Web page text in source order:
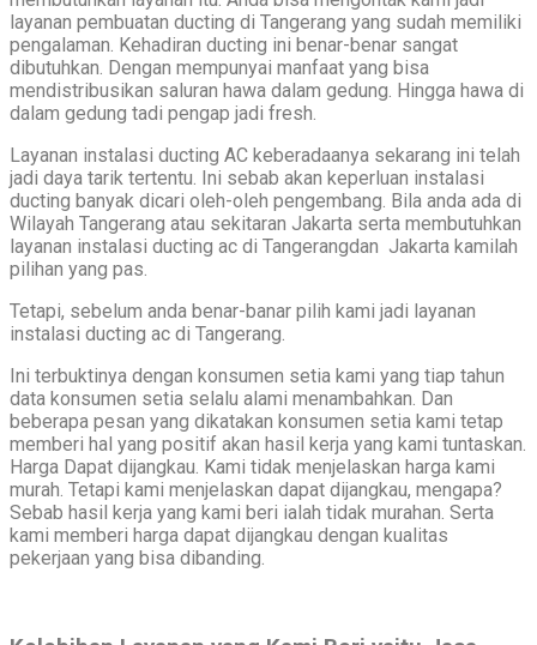
layanan pembuatan ducting di Tangerang yang sudah memiliki
pengalaman. Kehadiran ducting ini benar-benar sangat
dibutuhkan. Dengan mempunyai manfaat yang bisa
mendistribusikan saluran hawa dalam gedung. Hingga hawa di
dalam gedung tadi pengap jadi fresh.
Layanan instalasi ducting AC keberadaanya sekarang ini telah
jadi daya tarik tertentu. Ini sebab akan keperluan instalasi
ducting banyak dicari oleh-oleh pengembang. Bila anda ada di
Wilayah Tangerang atau sekitaran Jakarta serta membutuhkan
layanan instalasi ducting ac di Tangerangdan Jakarta kamilah
pilihan yang pas.
Tetapi, sebelum anda benar-banar pilih kami jadi layanan
instalasi ducting ac di Tangerang.
Ini terbuktinya dengan konsumen setia kami yang tiap tahun
data konsumen setia selalu alami menambahkan. Dan
beberapa pesan yang dikatakan konsumen setia kami tetap
memberi hal yang positif akan hasil kerja yang kami tuntaskan.
Harga Dapat dijangkau. Kami tidak menjelaskan harga kami
murah. Tetapi kami menjelaskan dapat dijangkau, mengapa?
Sebab hasil kerja yang kami beri ialah tidak murahan. Serta
kami memberi harga dapat dijangkau dengan kualitas
pekerjaan yang bisa dibanding.